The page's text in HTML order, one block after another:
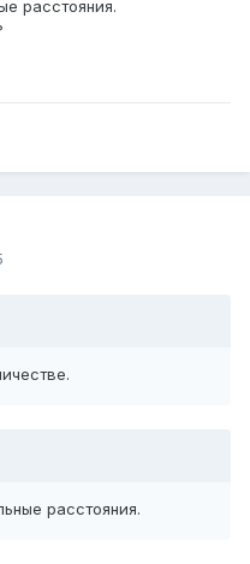
расстояния.
расстояния.